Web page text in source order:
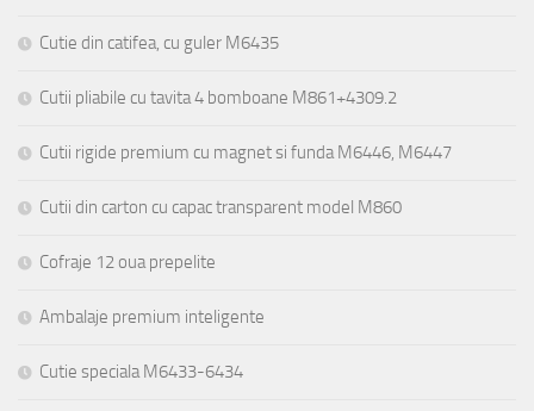
Cutie din catifea, cu guler M6435
Cutii pliabile cu tavita 4 bomboane M861+4309.2
Cutii rigide premium cu magnet si funda M6446, M6447
Cutii din carton cu capac transparent model M860
Cofraje 12 oua prepelite
Ambalaje premium inteligente
Cutie speciala M6433-6434